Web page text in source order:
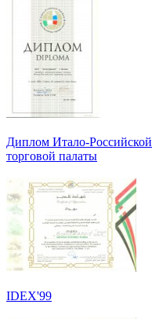
Диплом Итало-Российской
торговой палаты
IDEX'99